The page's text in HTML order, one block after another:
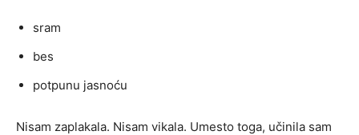
sram
bes
potpunu jasnoću
Nisam zaplakala. Nisam vikala. Umesto toga, učinila sam